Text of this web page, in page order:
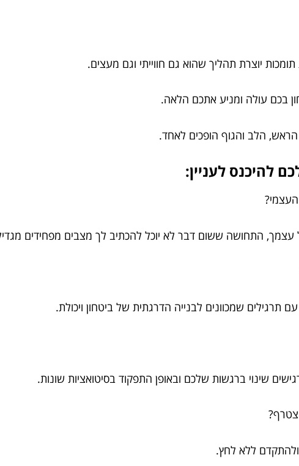
יוצרת תהליך שהוא גם חווייתי וגם מעצים.
בכם עולה ומניע אתכם הלאה.
הלב והגוף הופכים לאחד.
להיכנס לעניין:
התחושה ששום דבר לא יוכל להכתיב לך מצבים מפחידים
שמכוונים לבנייה הדרגתית של ביטחון ויכולת.
שינוי ברגשות שלכם ובאופן התפקוד בסיטואציות שונות.
ללא לחץ.